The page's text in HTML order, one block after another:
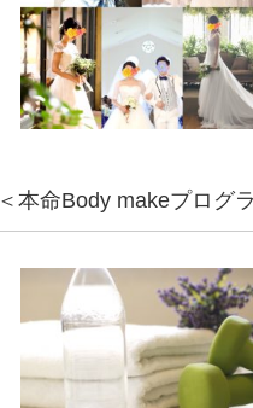
＜本命Body makeプログ